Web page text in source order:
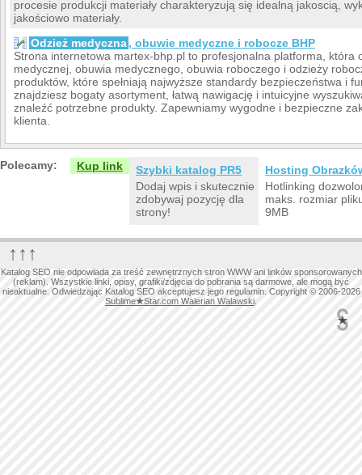
procesie produkcji materiały charakteryzują się idealną jakoscią,
jakościowo materiały.
Odzież medyczna, obuwie medyczne i robocze BHP
Strona internetowa martex-bhp.pl to profesjonalna platforma, która
medycznej, obuwia medycznego, obuwia roboczego i odzieży
produktów, które spełniają najwyższe standardy bezpieczeństwa i
znajdziesz bogaty asortyment, łatwą nawigację i intuicyjne
znaleźć potrzebne produkty. Zapewniamy wygodne i bezpieczne
klienta.
Polecamy: Kup link
Szybki katalog PR5
Dodaj wpis i skutecznie
zdobywaj pozycję dla
strony!
Hosting
Hotlinking
maks. rozmiar
9MB
↑↑↑
Katalog SEO nie odpowiada za treść zewnętrznych stron WWW ani linków sponsorowanych
(reklam). Wszystkie linki, opisy, grafiki/zdjęcia do pobrania są darmowe, ale mogą być
nieaktualne. Odwiedzając Katalog SEO akceptujesz jego regulamin. Copyright © 2006-2026
Sublime★Star.com Walerian Walawski